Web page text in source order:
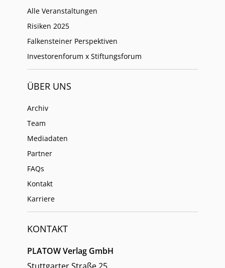
Alle Veranstaltungen
Risiken 2025
Falkensteiner Perspektiven
Investorenforum x Stiftungsforum
ÜBER UNS
Archiv
Team
Mediadaten
Partner
FAQs
Kontakt
Karriere
KONTAKT
PLATOW Verlag GmbH